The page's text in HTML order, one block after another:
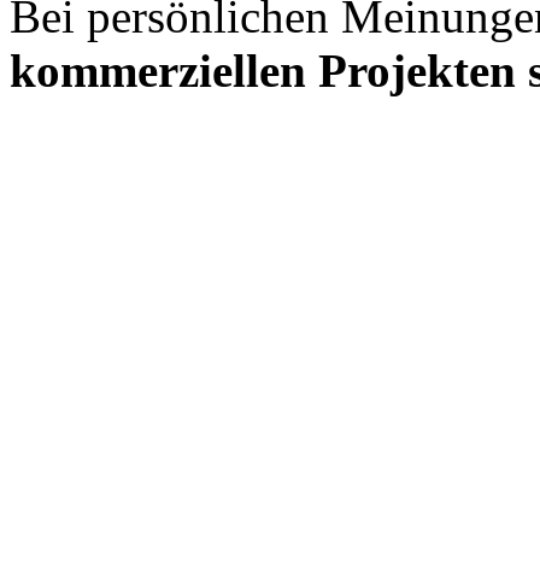
Bei persönlichen
kommerziellen Projekten